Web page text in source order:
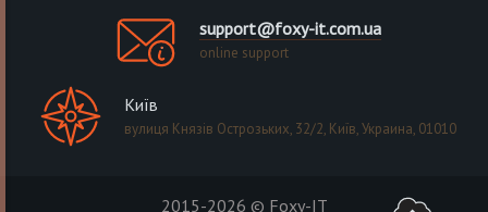
support@foxy-it.com.ua
online support
Київ
вулиця Князів Острозьких, 32/2, Київ, Украина, 01010
2015-2026 © Foxy-IT